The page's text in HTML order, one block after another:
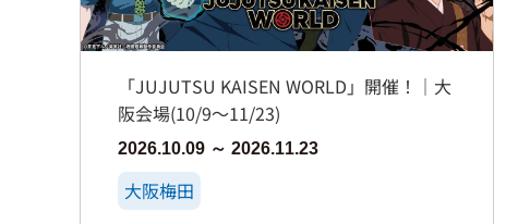
「JUJUTSU KAISEN WORLD」開催！｜大
阪会場(10/9～11/23)
2026.10.09 ～ 2026.11.23
大阪梅田